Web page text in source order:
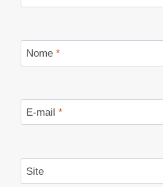
Nome *
E-mail *
Site